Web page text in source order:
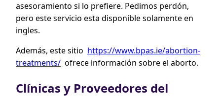
asesoramiento si lo prefiere. Pedimos perdón,
pero este servicio esta disponible solamente en
ingles.
Además, este sitio https://www.bpas.ie/abortion-
treatments/ ofrece información sobre el aborto.
Clínicas y Proveedores del